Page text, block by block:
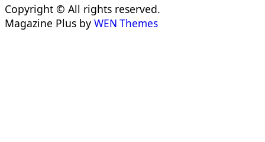
Copyright © All rights reserved.
Magazine Plus by WEN Themes